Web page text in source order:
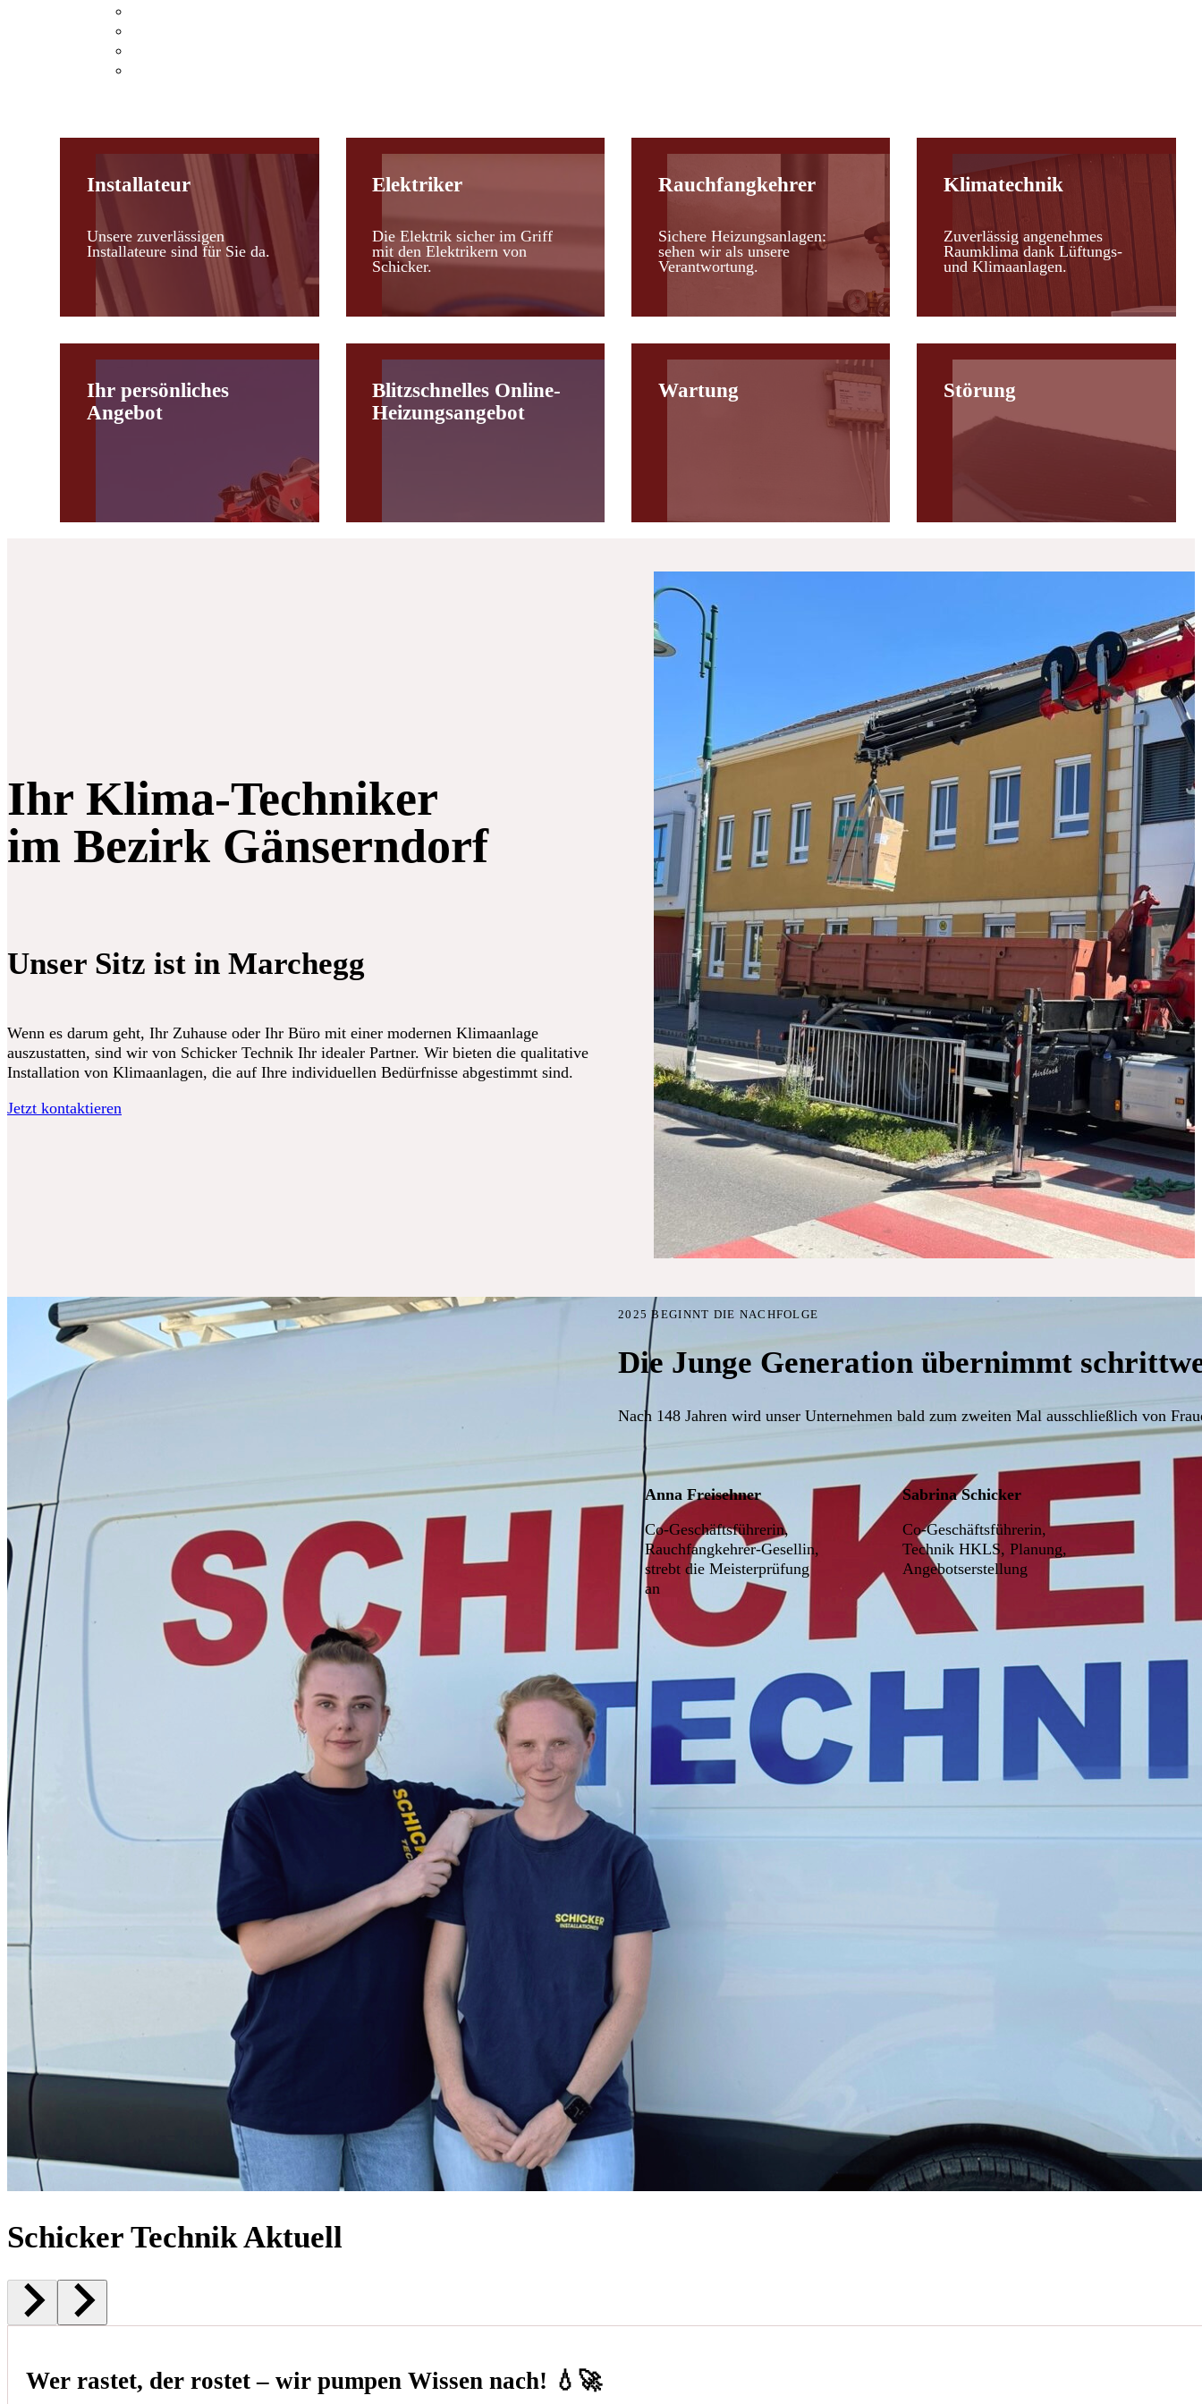
Installateur
Unsere zuverlässigen
Installateure sind für Sie da.
Elektriker
Die Elektrik sicher im Griff
mit den Elektrikern von
Schicker.
Rauchfangkehrer
Sichere Heizungsanlagen:
sehen wir als unsere
Verantwortung.
Klimatechnik
Zuverlässig angenehmes
Raumklima dank Lüftungs-
und Klimaanlagen.
Ihr persönliches
Angebot
Blitzschnelles Online-
Heizungsangebot
Wartung Störung
Ihr Klima-Techniker
im Bezirk Gänserndorf
Unser Sitz ist in Marchegg
Wenn es darum geht, Ihr Zuhause oder Ihr Büro mit einer modernen Klimaanlage
auszustatten, sind wir von Schicker Technik Ihr idealer Partner. Wir bieten die qualitative
Installation von Klimaanlagen, die auf Ihre individuellen Bedürfnisse abgestimmt sind.
Jetzt kontaktieren
2025 BEGINNT DIE NACHFOLGE
Die Junge Generation übernimmt
Nach 148 Jahren wird unser Unternehmen bald zum zweiten Mal ausschließlich von
Anna Freisehner
Co-Geschäftsführerin,
Rauchfangkehrer-Gesellin,
strebt die Meisterprüfung
an
Sabrina Schicker
Co-Geschäftsführerin,
Technik HKLS, Planung,
Angebotserstellung
Schicker Technik Aktuell
Wer rastet, der rostet – wir pumpen Wissen nach! 💧🚀